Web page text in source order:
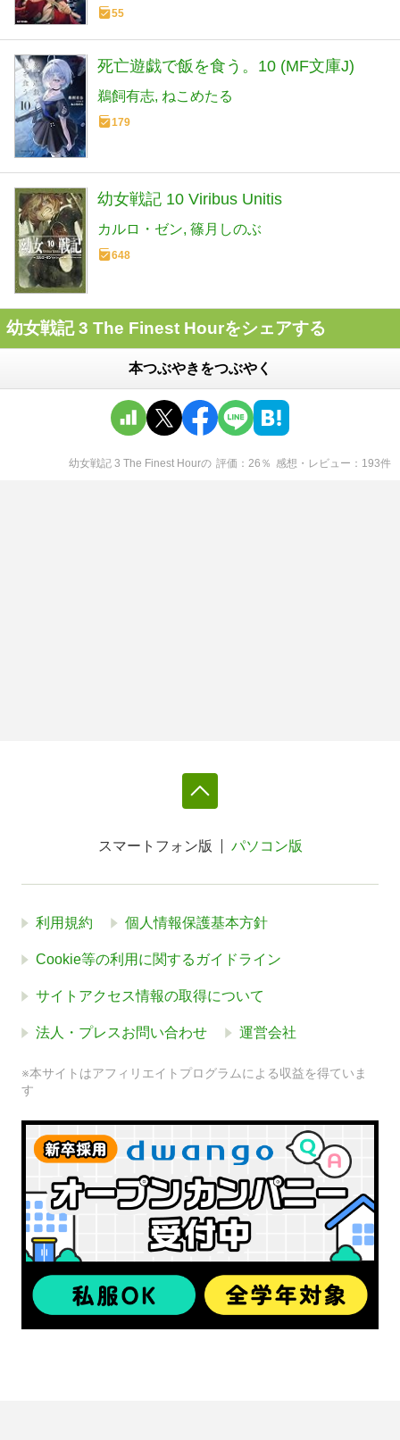
55
死亡遊戯で飯を食う。10 (MF文庫J)
鵜飼有志 ねこめたる
179
幼女戦記 10 Viribus Unitis
カルロ・ゼン 篠月しのぶ
648
幼女戦記 3 The Finest Hourをシェアする
本つぶやきをつぶやく
幼女戦記 3 The Finest Hourの 評価 26 ％ 感想・レビュー 193件
スマートフォン版 パソコン版
利用規約 個人情報保護基本方針
Cookie等の利用に関するガイドライン
サイトアクセス情報の取得について
法人・プレスお問い合わせ 運営会社
※本サイトはアフィリエイトプログラムによる収益を得ていま
す